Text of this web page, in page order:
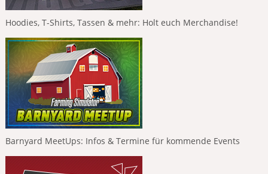
Hoodies, T-Shirts, Tassen & mehr: Holt euch Merchandise!
Barnyard MeetUps: Infos & Termine für kommende Events